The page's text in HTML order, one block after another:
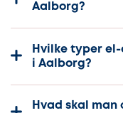
Aalborg?
Hvilke typer
i Aalborg?
Hvad skal